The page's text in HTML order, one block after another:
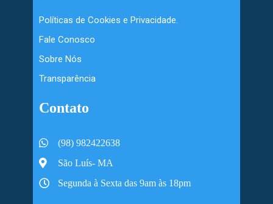
Políticas de Cookies e Privacidade.
Fale Conosco
Sobre Nós
Transparência
Contato
(98) 982422638
São Luís- MA
Segunda à Sexta das 9am às 18pm